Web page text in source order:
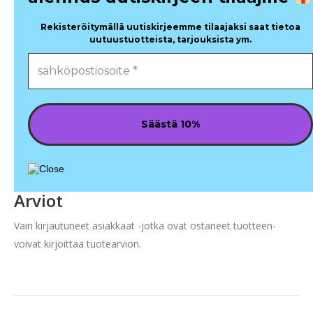
Rekisteröitymällä uutiskirjeemme tilaajaksi saat tietoa
uutuustuotteista, tarjouksista ym.
Arviot
Vain kirjautuneet asiakkaat -jotka ovat ostaneet tuotteen-
voivat kirjoittaa tuotearvion.